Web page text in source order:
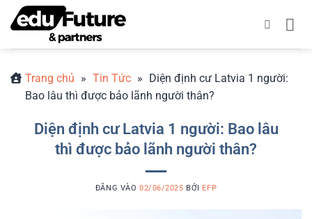
qua
Trang chủ » Tin Tức » Diện định cư Latvia 1 người:
Bao lâu thì được bảo lãnh người thân?
Diện định cư Latvia 1 người: Bao lâu
thì được bảo lãnh người thân?
ĐĂNG VÀO 02/06/2025 BỞI EFP